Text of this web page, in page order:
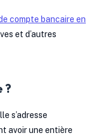
compte bancaire en
et d’autres
?
s’adresse
avoir une entière